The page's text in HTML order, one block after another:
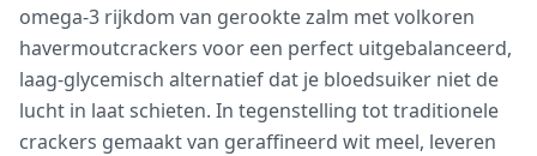
omega-3 rijkdom van gerookte zalm met volkoren
havermoutcrackers voor een perfect uitgebalanceerd,
laag-glycemisch alternatief dat je bloedsuiker niet de
lucht in laat schieten. In tegenstelling tot traditionele
crackers gemaakt van geraffineerd wit meel, leveren